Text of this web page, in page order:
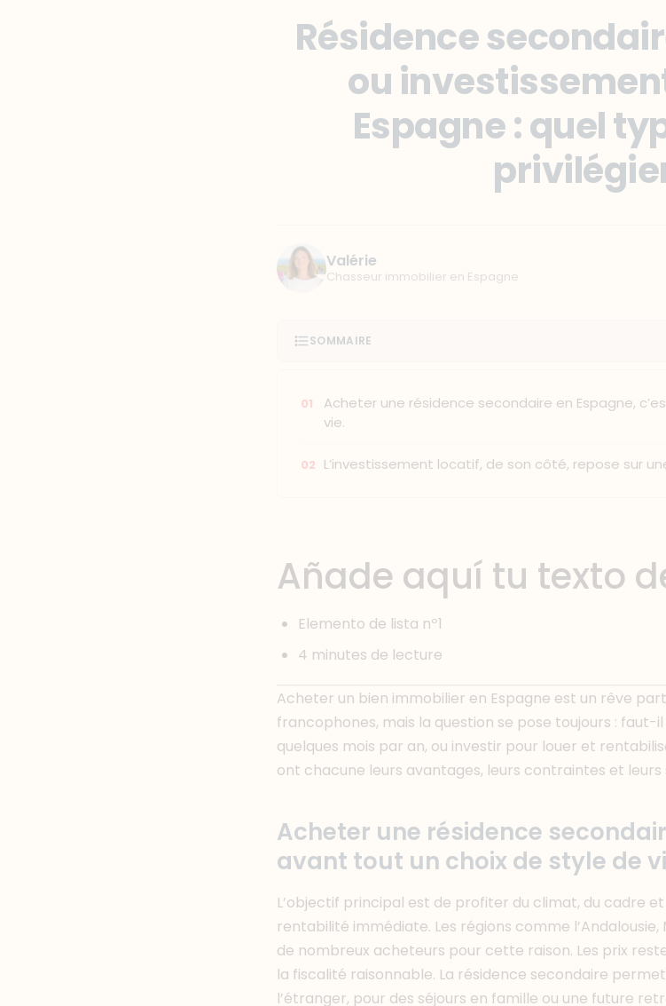
Résidence
ou
Espagne : quel
Valérie
Chasseur immobilier en Espagne
SOMMAIRE
Acheter une résidence secondaire en Espagne,
vie.
L’investissement locatif, de son côté, repose sur
Añade aquí tu texto
Elemento de lista nº1
4 minutes de lecture
Acheter un bien immobilier en Espagne est un rêve
francophones, mais la question se pose toujours : faut-
quelques mois par an, ou investir pour louer et
ont chacune leurs avantages, leurs contraintes et leurs
Acheter une résidence
avant tout un choix de style de
L’objectif principal est de profiter du climat, du cadre
rentabilité immédiate. Les régions comme
de nombreux acheteurs pour cette raison. Les prix
la fiscalité raisonnable. La résidence secondaire
l’étranger, pour des séjours en famille ou une future